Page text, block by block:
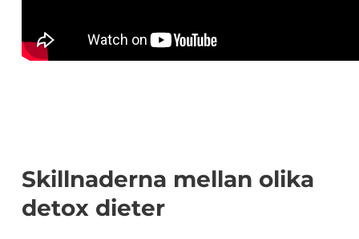
Skillnaderna mellan olika
detox dieter